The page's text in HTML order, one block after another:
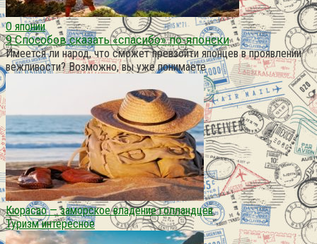
О японии
9 Способов сказать «спасибо» по-японски
Имеется ли народ, что сможет превзойти японцев в проявлении
вежливости? Возможно, вы уже понимаете
Кюрасао — заморское владение голландцев
Туризм интересное